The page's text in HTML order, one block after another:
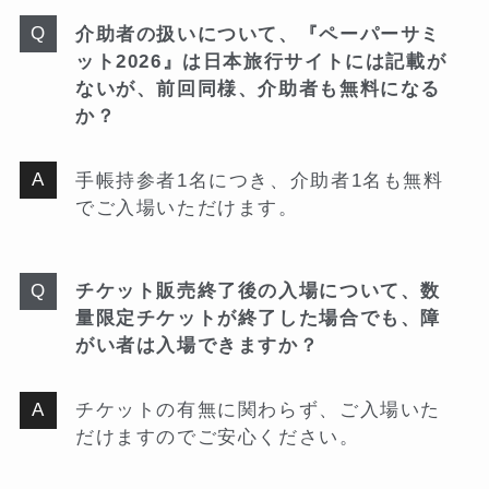
介助者の扱いについて、『ペーパーサミ
ット2026』は日本旅行サイトには記載が
ないが、前回同様、介助者も無料になる
か？
手帳持参者1名につき、介助者1名も無料
でご入場いただけます。
チケット販売終了後の入場について、数
量限定チケットが終了した場合でも、障
がい者は入場できますか？
チケットの有無に関わらず、ご入場いた
だけますのでご安心ください。